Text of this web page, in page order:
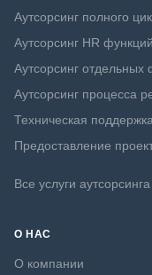
Аутсорсинг полного
Аутсорсинг HR функций
Аутсорсинг
Аутсорсинг процесса
Техническая
Предоставление
Все услуги аутсорсинга
О НАС
О компании